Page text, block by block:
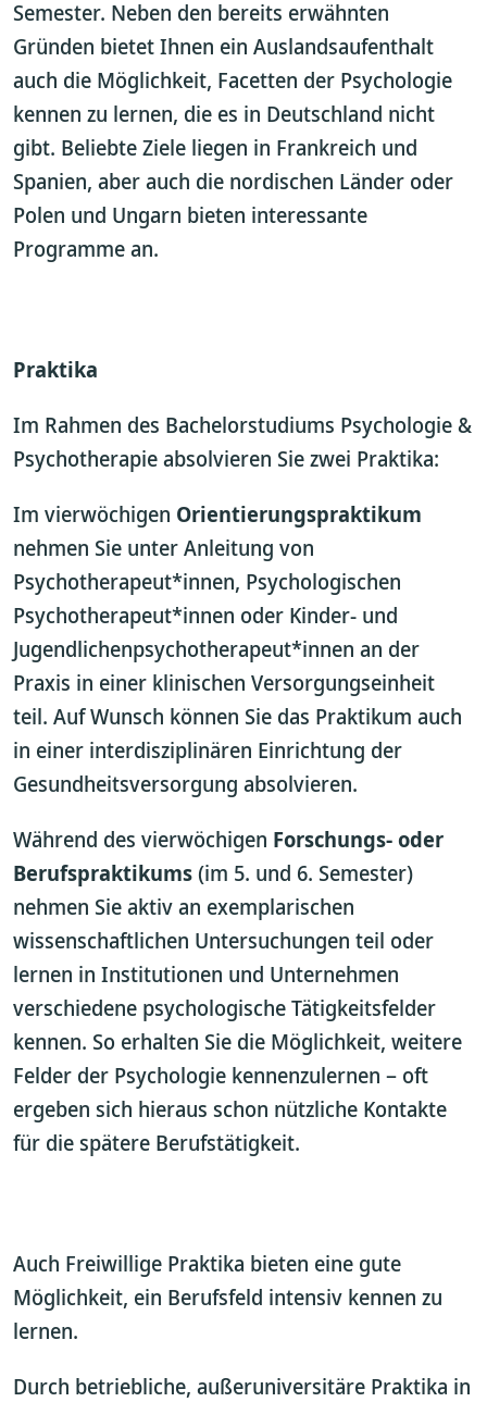
Semester. Neben den bereits erwähnten
Gründen bietet Ihnen ein Auslandsaufenthalt
auch die Möglichkeit, Facetten der Psychologie
kennen zu lernen, die es in Deutschland nicht
gibt. Beliebte Ziele liegen in Frankreich und
Spanien, aber auch die nordischen Länder oder
Polen und Ungarn bieten interessante
Programme an.
Praktika
Im Rahmen des Bachelorstudiums Psychologie &
Psychotherapie absolvieren Sie zwei Praktika:
Im vierwöchigen Orientierungspraktikum
nehmen Sie unter Anleitung von
Psychotherapeut*innen, Psychologischen
Psychotherapeut*innen oder Kinder- und
Jugendlichenpsychotherapeut*innen an der
Praxis in einer klinischen Versorgungseinheit
teil. Auf Wunsch können Sie das Praktikum auch
in einer interdisziplinären Einrichtung der
Gesundheitsversorgung absolvieren.
Während des vierwöchigen Forschungs- oder
Berufspraktikums(im 5. und 6. Semester)
nehmen Sie aktiv an exemplarischen
wissenschaftlichen Untersuchungen teil oder
lernen in Institutionen und Unternehmen
verschiedene psychologische Tätigkeitsfelder
kennen. So erhalten Sie die Möglichkeit, weitere
Felder der Psychologie kennenzulernen – oft
ergeben sich hieraus schon nützliche Kontakte
für die spätere Berufstätigkeit.
Auch Freiwillige Praktika bieten eine gute
Möglichkeit, ein Berufsfeld intensiv kennen zu
lernen.
Durch betriebliche, außeruniversitäre Praktika in